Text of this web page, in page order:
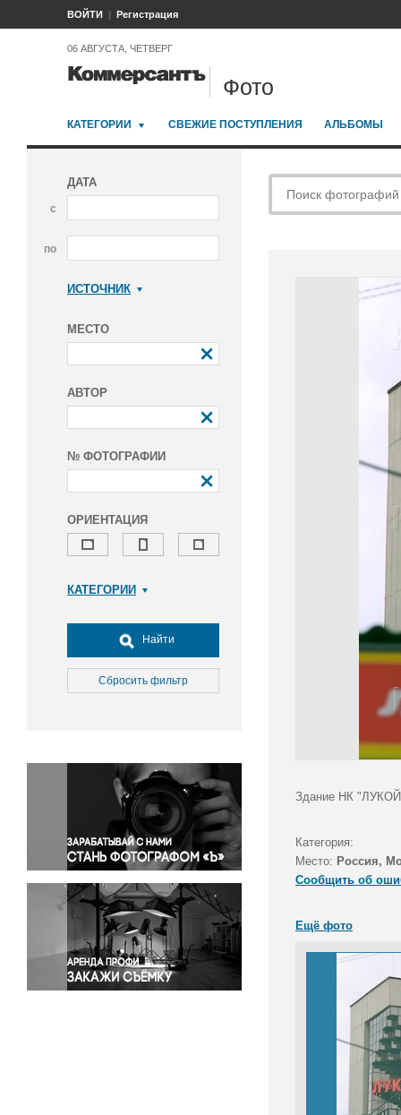
ВОЙТИ Регистрация
06 АВГУСТА, ЧЕТВЕРГ
Фото
КАТЕГОРИИ СВЕЖИЕ ПОСТУПЛЕНИЯ АЛЬБОМЫ
ДАТА
с
по
ИСТОЧНИК
МЕСТО
АВТОР
№ ФОТОГРАФИИ
ОРИЕНТАЦИЯ
КАТЕГОРИИ
Досуг, туризм и отдых
Культура
Медицина
Окружающая среда
Политика
Правосудие
Происшествия и конфликты
Религия
Светская жизнь
Спорт
Экология
Экономика и бизнес
Найти
Сбросить фильтр
Здание НК
Категория:
Место: Россия,
Сообщить об
Ещё фото